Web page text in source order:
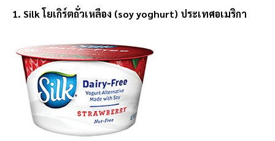
1. Silk โยเกิร์ตถั่วเหลือง (soy yoghurt) ประเทศอเมริกา